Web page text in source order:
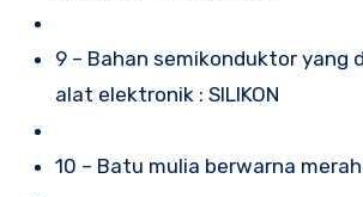
9 – Bahan semikonduktor yang
alat elektronik : SILIKON
10 – Batu mulia berwarna merah